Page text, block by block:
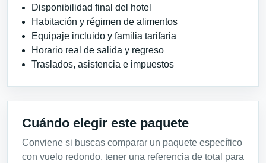
Disponibilidad final del hotel
Habitación y régimen de alimentos
Equipaje incluido y familia tarifaria
Horario real de salida y regreso
Traslados, asistencia e impuestos
Cuándo elegir este paquete
Conviene si buscas comparar un paquete específico
con vuelo redondo, tener una referencia de total para